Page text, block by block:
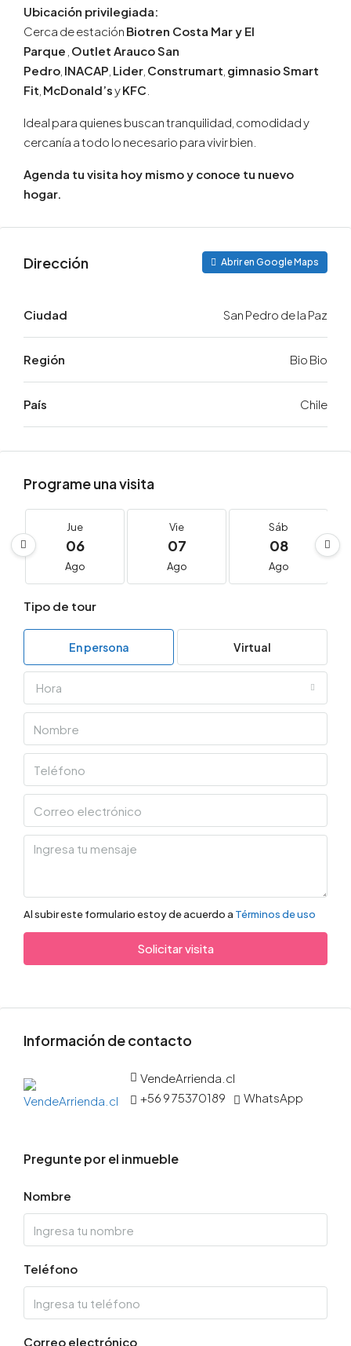
Ubicación privilegiada:
Cerca de estación Biotren Costa Mar y El
Parque Outlet Arauco San
Pedro INACAP Lider Construmart gimnasio Smart
Fit McDonald’syKFC
Ideal para quienes buscan tranquilidad, comodidad y
cercanía a todo lo necesario para vivir bien.
Agenda tu visita hoy mismo y conoce tu nuevo
hogar.
Dirección Abrir en Google Maps
Ciudad San Pedro de la Paz
Región Bio Bio
País Chile
Programe una visita
Jue
06
Ago
Vie
07
Ago
Sáb
08
Ago
Tipo de tour
En persona Virtual
Hora
Al subir este formulario estoy de acuerdo a Términos de uso
Solicitar visita
Información de contacto
VendeArrienda.cl
+56 9 75370189
WhatsApp
Pregunte por el inmueble
Nombre
Teléfono
Correo electrónico